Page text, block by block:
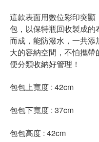
這款表面用數位彩印突
包，以保特瓶回收製成
而成，能防潑水，一共
大的容納空間，不怕攜
便分類收納好管理！
包包上寬度 : 42cm
包包下寬度 : 37cm
包包高度 : 42cm